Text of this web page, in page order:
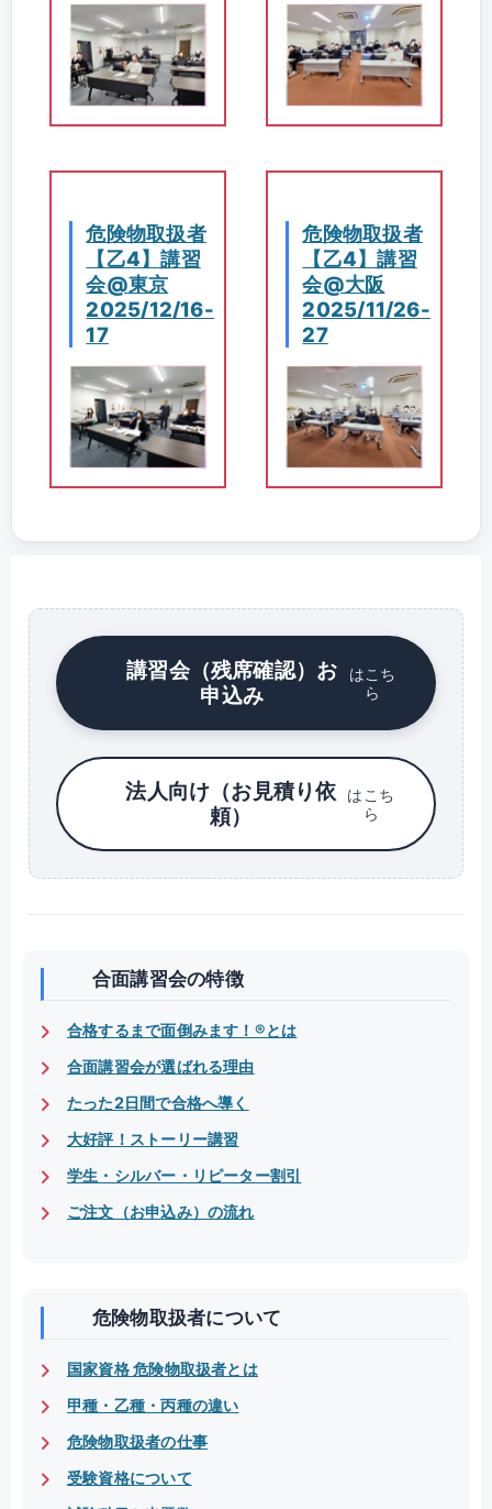
危険物取扱者
【乙4】講習
会@東京
2025/12/16-
17
危険物取扱者
【乙4】講習
会@大阪
2025/11/26-
27
講習会（残席確認）お
申込み
はこち
ら
法人向け（お見積り依
頼）
はこち
ら
合面講習会の特徴
合格するまで面倒みます！®とは
合面講習会が選ばれる理由
たった2日間で合格へ導く
大好評！ストーリー講習
学生・シルバー・リピーター割引
ご注文（お申込み）の流れ
危険物取扱者について
国家資格 危険物取扱者とは
甲種・乙種・丙種の違い
危険物取扱者の仕事
受験資格について